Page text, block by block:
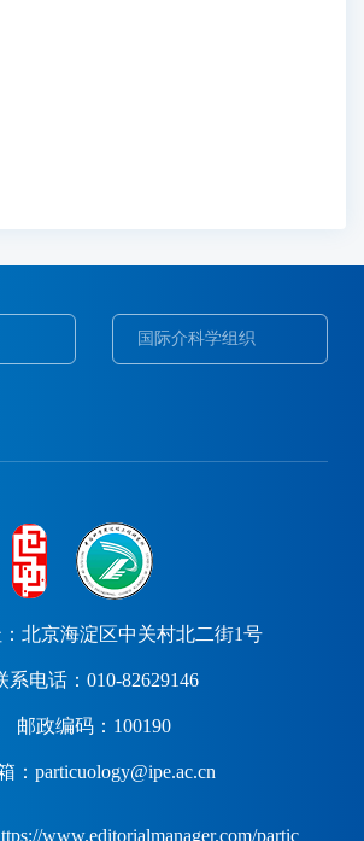
国际介科学组织
北京海淀区中关村北二街1号
系电话：010-82629146
邮政编码：100190
：particuology@ipe.ac.cn
www.editorialmanager.com/partic